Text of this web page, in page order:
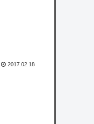
イの
2017.02.18